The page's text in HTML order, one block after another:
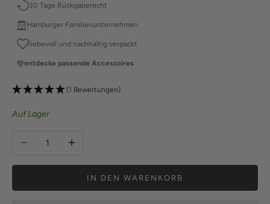
30 Tage Rückgaberecht
Hamburger Familienunternehmen
liebevoll und nachhaltig verpackt
entdecke passende Accessoires
(1 Bewertungen)
Auf Lager
Anzahl verringernAnzahl erhöhen
IN DEN WARENKORB